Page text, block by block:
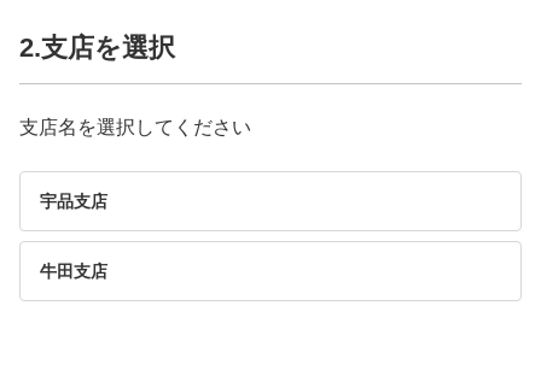
2.支店を選択
支店名を選択してください
宇品支店
牛田支店